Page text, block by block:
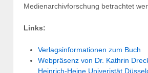
Medienarchivforschung betrachtet
Links:
Verlagsinformationen zum Buch
Webpräsenz von Dr. Kathrin
Heinrich-Heine Univeristät